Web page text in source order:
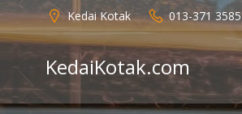
Skip
to
content
Kedai Kotak 013-371 3585
KedaiKotak.com